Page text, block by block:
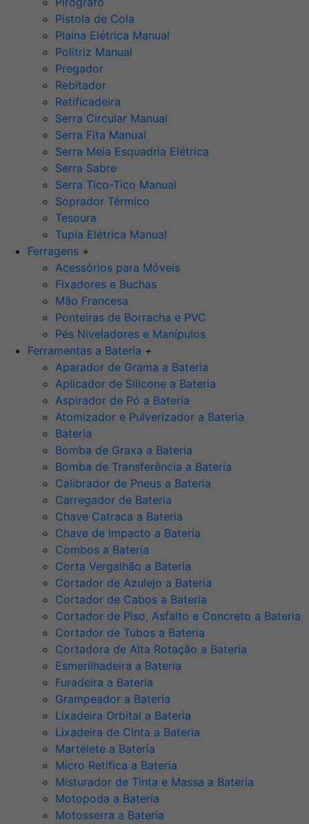
Pistola de Cola
Plaina Elétrica Manual
Politriz Manual
Pregador
Rebitador
Retificadeira
Serra Circular Manual
Serra Fita Manual
Serra Meia Esquadria Elétrica
Serra Sabre
Serra Tico-Tico Manual
Soprador Térmico
Tesoura
Tupia Elétrica Manual
Ferragens +
Acessórios para Móveis
Fixadores e Buchas
Mão Francesa
Ponteiras de Borracha e PVC
Pés Niveladores e Manípulos
Ferramentas a Bateria +
Aparador de Grama a Bateria
Aplicador de Silicone a Bateria
Aspirador de Pó a Bateria
Atomizador e Pulverizador a Bateria
Bateria
Bomba de Graxa a Bateria
Bomba de Transferência a Bateria
Calibrador de Pneus a Bateria
Carregador de Bateria
Chave Catraca a Bateria
Chave de Impacto a Bateria
Combos a Bateria
Corta Vergalhão a Bateria
Cortador de Azulejo a Bateria
Cortador de Cabos a Bateria
Cortador de Piso, Asfalto e Concreto a Bateria
Cortador de Tubos a Bateria
Cortadora de Alta Rotação a Bateria
Esmerilhadeira a Bateria
Furadeira a Bateria
Grampeador a Bateria
Lixadeira Orbital a Bateria
Lixadeira de Cinta a Bateria
Martelete a Bateria
Micro Retifica a Bateria
Misturador de Tinta e Massa a Bateria
Motopoda a Bateria
Motosserra a Bateria